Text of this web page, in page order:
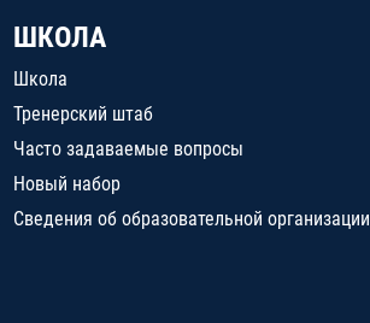
ШКОЛА
Школа
Тренерский штаб
Часто задаваемые вопросы
Новый набор
Сведения об образовательной организации